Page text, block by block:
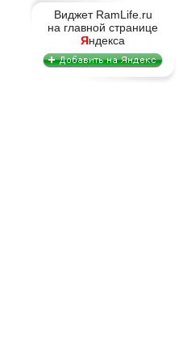
Виджет RamLife.ru
на главной странице
Яндекса